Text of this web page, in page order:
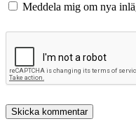
Meddela mig om nya